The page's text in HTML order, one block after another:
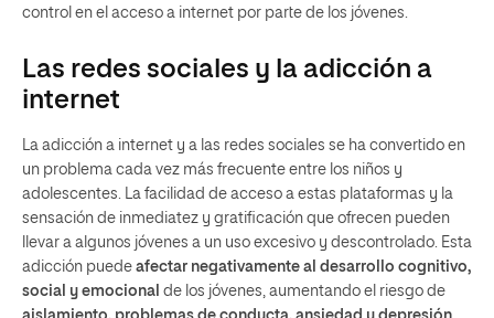
control en el acceso a internet por parte de los jóvenes.
Las redes sociales y la adicción a
internet
La adicción a internet y a las redes sociales se ha convertido en
un problema cada vez más frecuente entre los niños y
adolescentes. La facilidad de acceso a estas plataformas y la
sensación de inmediatez y gratificación que ofrecen pueden
llevar a algunos jóvenes a un uso excesivo y descontrolado. Esta
adicción puede afectar negativamente al desarrollo cognitivo,
social y emocional de los jóvenes, aumentando el riesgo de